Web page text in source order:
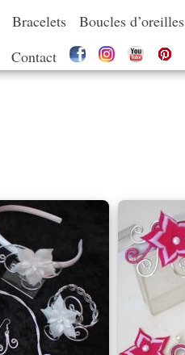
Bracelets Boucles d’oreilles
Contact